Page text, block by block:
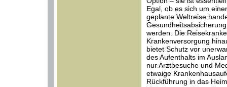
Egal, ob es sich um
geplante Weltreise
werden. Die
Krankenversorgung
bietet Schutz vor
des Aufenthalts im
nur Arztbesuche und
etwaige
Rückführung in das